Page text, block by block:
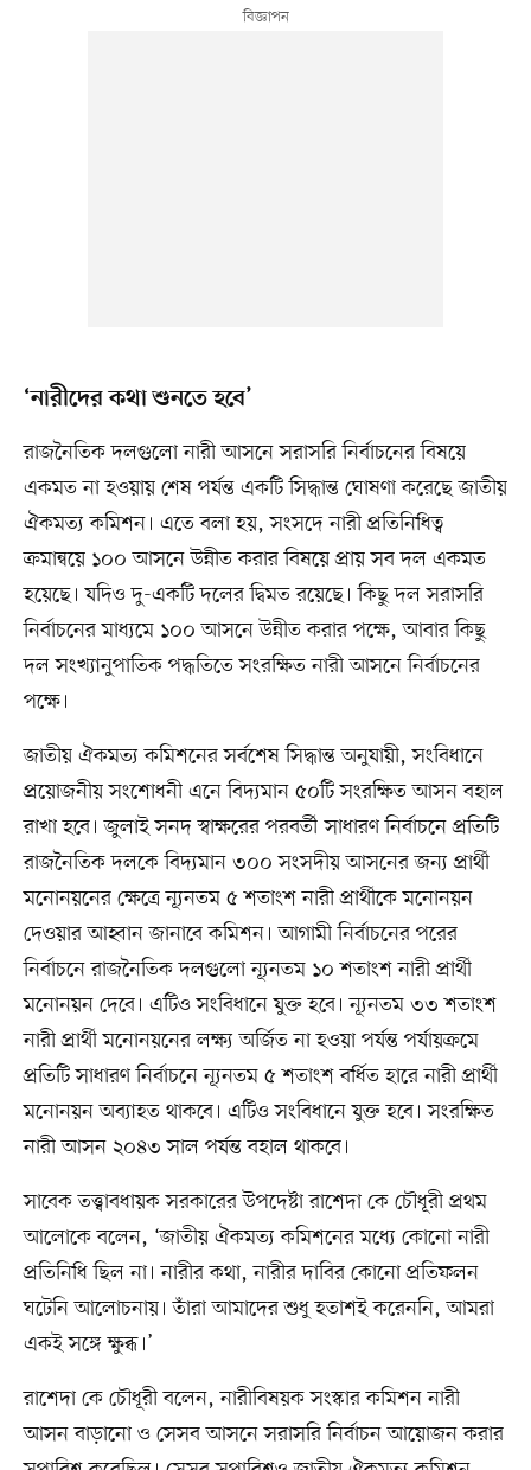
‘নারীদের কথা শুনতে হবে’
রাজনৈতিক দলগুলো নারী আসনে সরাসরি নির্বাচনের বিষয়ে
একমত না হওয়ায় শেষ পর্যন্ত একটি সিদ্ধান্ত ঘোষণা করেছে জাতীয়
ঐকমত্য কমিশন। এতে বলা হয়, সংসদে নারী প্রতিনিধিত্ব
ক্রমান্বয়ে ১০০ আসনে উন্নীত করার বিষয়ে প্রায় সব দল একমত
হয়েছে। যদিও দু-একটি দলের দ্বিমত রয়েছে। কিছু দল সরাসরি
নির্বাচনের মাধ্যমে ১০০ আসনে উন্নীত করার পক্ষে, আবার কিছু
দল সংখ্যানুপাতিক পদ্ধতিতে সংরক্ষিত নারী আসনে নির্বাচনের
পক্ষে।
জাতীয় ঐকমত্য কমিশনের সর্বশেষ সিদ্ধান্ত অনুযায়ী, সংবিধানে
প্রয়োজনীয় সংশোধনী এনে বিদ্যমান ৫০টি সংরক্ষিত আসন বহাল
রাখা হবে। জুলাই সনদ স্বাক্ষরের পরবর্তী সাধারণ নির্বাচনে প্রতিটি
রাজনৈতিক দলকে বিদ্যমান ৩০০ সংসদীয় আসনের জন্য প্রার্থী
মনোনয়নের ক্ষেত্রে ন্যূনতম ৫ শতাংশ নারী প্রার্থীকে মনোনয়ন
দেওয়ার আহ্বান জানাবে কমিশন। আগামী নির্বাচনের পরের
নির্বাচনে রাজনৈতিক দলগুলো ন্যূনতম ১০ শতাংশ নারী প্রার্থী
মনোনয়ন দেবে। এটিও সংবিধানে যুক্ত হবে। ন্যূনতম ৩৩ শতাংশ
নারী প্রার্থী মনোনয়নের লক্ষ্য অর্জিত না হওয়া পর্যন্ত পর্যায়ক্রমে
প্রতিটি সাধারণ নির্বাচনে ন্যূনতম ৫ শতাংশ বর্ধিত হারে নারী প্রার্থী
মনোনয়ন অব্যাহত থাকবে। এটিও সংবিধানে যুক্ত হবে। সংরক্ষিত
নারী আসন ২০৪৩ সাল পর্যন্ত বহাল থাকবে।
সাবেক তত্ত্বাবধায়ক সরকারের উপদেষ্টা রাশেদা কে চৌধূরী প্রথম
আলোকে বলেন, ‘জাতীয় ঐকমত্য কমিশনের মধ্যে কোনো নারী
প্রতিনিধি ছিল না। নারীর কথা, নারীর দাবির কোনো প্রতিফলন
ঘটেনি আলোচনায়। তাঁরা আমাদের শুধু হতাশই করেননি, আমরা
একই সঙ্গে ক্ষুব্ধ।’
রাশেদা কে চৌধূরী বলেন, নারীবিষয়ক সংস্কার কমিশন নারী
আসন বাড়ানো ও সেসব আসনে সরাসরি নির্বাচন আয়োজন করার